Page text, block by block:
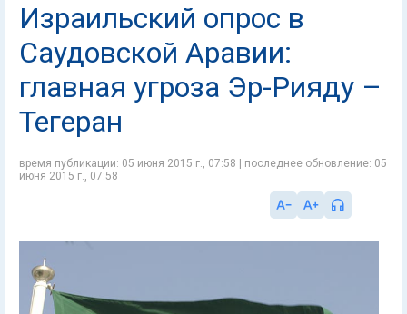
Израильский опрос в
Саудовской Аравии:
главная угроза Эр-Рияду –
Тегеран
время публикации: 05 июня 2015 г., 07:58 | последнее обновление: 05
июня 2015 г., 07:58